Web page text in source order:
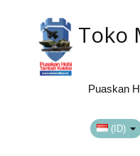
Toko
Puaskan
(ID)